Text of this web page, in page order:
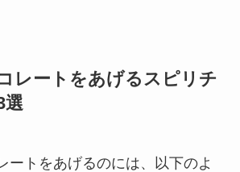
レートをあげるスピリチ
選
ートをあげるのには、以下のよ